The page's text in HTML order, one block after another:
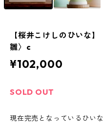
【桜井こけしのひいな
雛〉c
¥102,000
SOLD OUT
現在完売となっているひいな